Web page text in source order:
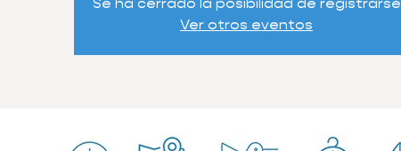
Se ha cerrado la posibilidad de registrarse
Ver otros eventos